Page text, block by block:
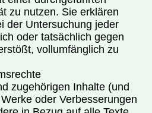
zu nutzen. Sie erklären
der Untersuchung jeder
oder tatsächlich gegen
vollumfänglich zu
zugehörigen Inhalte (und
oder Verbesserungen